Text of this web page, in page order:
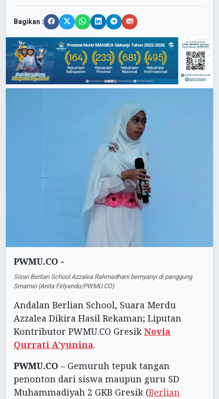
Bagikan :
PWMU.CO -
Siswi Berlian School Azzalea Rahmadhani bernyanyi di panggung
Smamio (Anita Firlyando/PWMU.CO)
Andalan Berlian School, Suara Merdu
Azzalea Dikira Hasil Rekaman; Liputan
Kontributor PWMU.CO Gresik Novia
Qurrati A’yunina.
PWMU.CO – Gemuruh tepuk tangan
penonton dari siswa maupun guru SD
Muhammadiyah 2 GKB Gresik (Berlian